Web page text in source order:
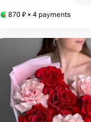
870 ₽ × 4 payments